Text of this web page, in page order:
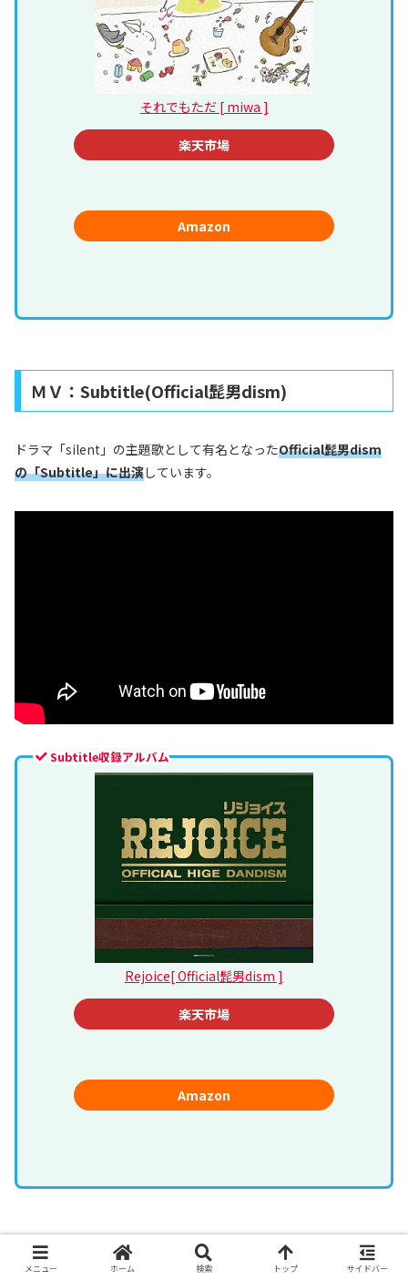
それでもただ [ miwa ]
楽天市場
Amazon
ＭＶ：Subtitle(Official髭男dism)
ドラマ「silent」の主題歌として有名となったOfficial髭男dism
の「Subtitle」に出演しています。
Subtitle収録アルバム
Rejoice[ Official髭男dism ]
楽天市場
Amazon
ＣＭ：三井住友海上
メニュー ホーム 検索 トップ サイドバー